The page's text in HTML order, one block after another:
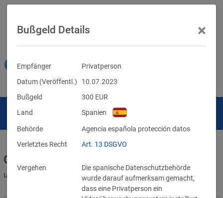
Geldbußen für DSGVO-Verstöße
und für Verletzungen anderer Datenschutzgesetze
Bußgeld Details ×
Empfänger
Privatperson
Datum (Veröffentl.)
10.07.2023
Bußgeld
300 EUR
Land
Spanien
Behörde
Agencia española protección datos
Verletztes Recht
Art. 13 DSGVO
Vergehen
Die spanische Datenschutzbehörde
wurde darauf aufmerksam gemacht,
dass eine Privatperson ein